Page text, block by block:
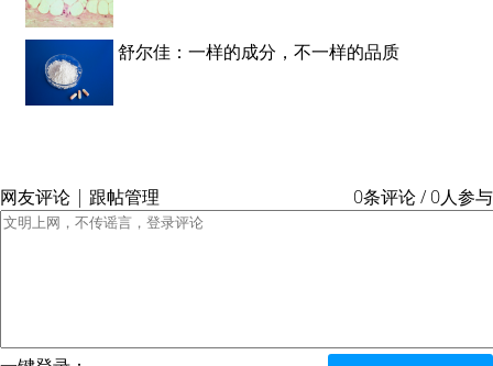
舒尔佳：一样的成分，不一样的品质
网友评论 | 跟帖管理 0条评论 / 0人参与